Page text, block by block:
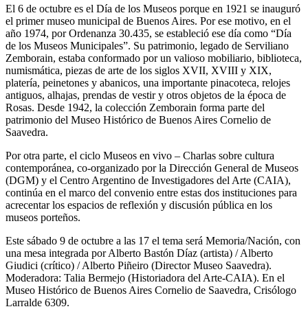
El 6 de octubre es el Día de los Museos porque en 1921 se inauguró
el primer museo municipal de Buenos Aires. Por ese motivo, en el
año 1974, por Ordenanza 30.435, se estableció ese día como “Día
de los Museos Municipales”. Su patrimonio, legado de Serviliano
Zemborain, estaba conformado por un valioso mobiliario, biblioteca,
numismática, piezas de arte de los siglos XVII, XVIII y XIX,
platería, peinetones y abanicos, una importante pinacoteca, relojes
antiguos, alhajas, prendas de vestir y otros objetos de la época de
Rosas. Desde 1942, la colección Zemborain forma parte del
patrimonio del Museo Histórico de Buenos Aires Cornelio de
Saavedra.
Por otra parte, el ciclo Museos en vivo – Charlas sobre cultura
contemporánea, co-organizado por la Dirección General de Museos
(DGM) y el Centro Argentino de Investigadores del Arte (CAIA),
continúa en el marco del convenio entre estas dos instituciones para
acrecentar los espacios de reflexión y discusión pública en los
museos porteños.
Este sábado 9 de octubre a las 17 el tema será Memoria/Nación, con
una mesa integrada por Alberto Bastón Díaz (artista) / Alberto
Giudici (crítico) / Alberto Piñeiro (Director Museo Saavedra).
Moderadora: Talia Bermejo (Historiadora del Arte-CAIA). En el
Museo Histórico de Buenos Aires Cornelio de Saavedra, Crisólogo
Larralde 6309.